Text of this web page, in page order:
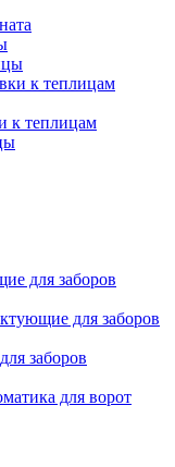
к теплицам
к теплицам
для заборов
для заборов
заборов
для ворот